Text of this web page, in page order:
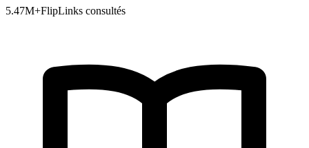
5.47M+FlipLinks consultés